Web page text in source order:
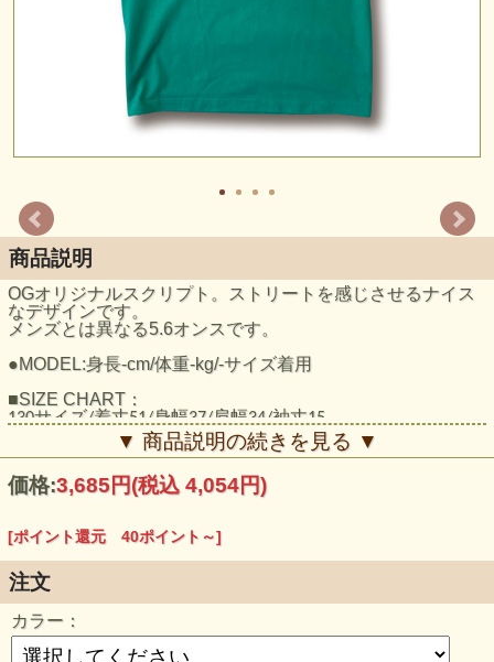
商品説明
OGオリジナルスクリプト。ストリートを感じさせるナイス
なデザインです。
メンズとは異なる5.6オンスです。
●MODEL:身長-cm/体重-kg/-サイズ着用
■SIZE CHART：
130サイズ/着丈51/身幅37/肩幅34/袖丈15
140サイズ/着丈55/身幅40/肩幅36/袖丈16
150サイズ/着丈59/身幅43/肩幅38/袖丈17
160サイズ/着丈62/身幅46/肩幅40/袖丈18
▼ 商品説明の続きを見る ▼
価格:3,685円(税込 4,054円)
[ポイント還元 40ポイント～]
注文
カラー：